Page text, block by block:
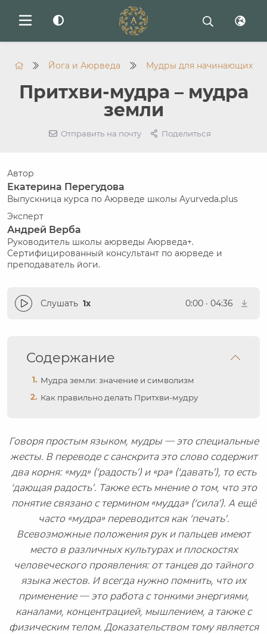
Йога и Аюрведа Мудры для начинающих
Притхви-мудра – мудра
земли
Отправить на почту Поделиться
Автор
Екатерина Перегудова
Выпускница курса по Аюрведе школы Ayurveda.plus
Эксперт
Андрей Верба
Руководитель школы аюрведы Аюрведа+.
Сертифицированный консультант по аюрведе и
преподаватель йоги.
Слушать 1x 0:00 · 04:36
Содержание
Мудра земли: значение и символизм
Как правильно делать Притхви-мудру
Говоря простым языком, мудры — это специальные
жесты. В переводе с санскрита это слово содержит
два корня: «муд» (‘радость’) и «ра» (‘давать’), то есть
‘дающая радость’. Также есть мнение о том, что это
понятие связано с термином «мудда» (‘сила’). А ещё
часто «мудра» переводится как ‘печать’.
Всевозможные положения рук и пальцев имеют
место в различных культурах и плоскостях
человеческого проявления: от танцев до тайного
языка жестов. И всегда нужно помнить, что их
применение — это работа с тонкими энергиями,
каналами, концентрацией, мышлением, а также с
физическим телом. Доказательством тому является